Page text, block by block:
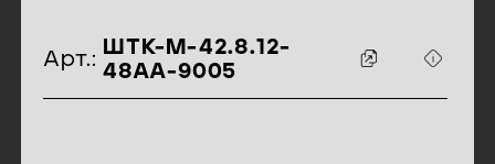
идентификаторы товара
Арт.:
ШТК-М-42.8.12-
48АА-9005